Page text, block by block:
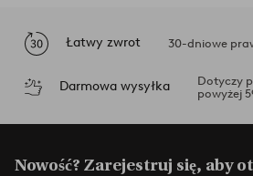
Łatwy zwrot 30-dniowe
Darmowa wysyłka
Dotyczy
powyżej
Nowość? Zarejestruj się, aby